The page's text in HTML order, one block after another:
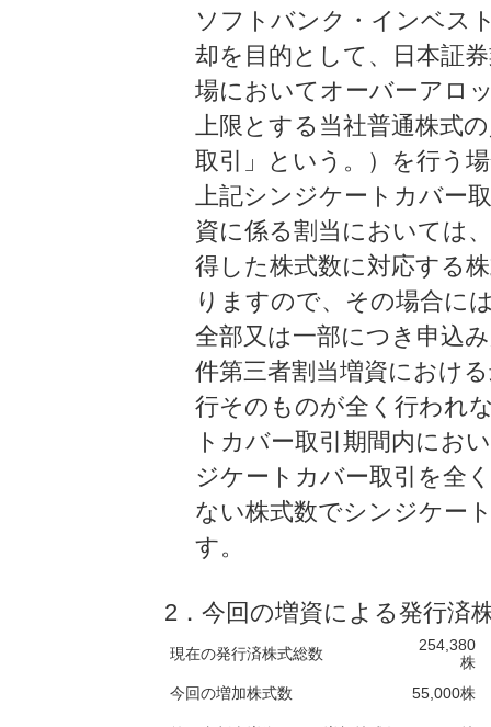
ソフトバンク・インベス
却を目的として、日本証
場においてオーバーアロ
上限とする当社普通株式
取引」という。）を行う
上記シンジケートカバー
資に係る割当においては
得した株式数に対応する
りますので、その場合に
全部又は一部につき申込
件第三者割当増資におけ
行そのものが全く行われ
トカバー取引期間内にお
ジケートカバー取引を全
ない株式数でシンジケー
す。
2．今回の増資による発行済
現在の発行済株式総数
254,380
株
今回の増加株式数
55,000株